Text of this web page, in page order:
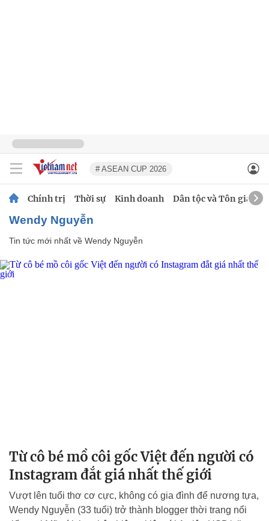
# ASEAN CUP 2026
Chính trị Thời sự Kinh doanh Dân tộc và Tôn giáo
Wendy Nguyễn
Tin tức mới nhất về Wendy Nguyễn
Từ cô bé mồ côi gốc Việt đến người có
Instagram đắt giá nhất thế giới
Vượt lên tuổi thơ cơ cực, không có gia đình để nương tựa,
Wendy Nguyễn (33 tuổi) trở thành blogger thời trang nổi